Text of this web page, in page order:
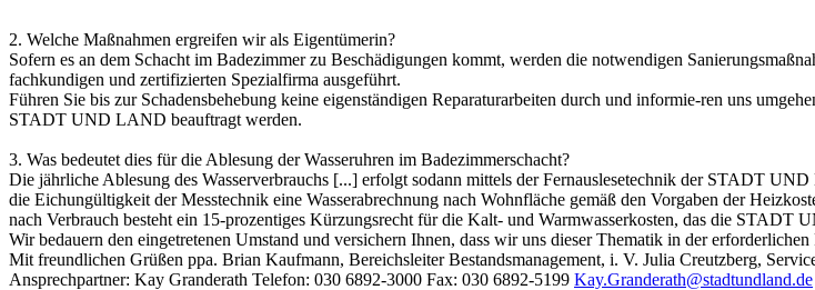
2. Welche Maßnahmen ergreifen wir als Eigentümerin?
Sofern es an dem Schacht im Badezimmer zu Beschädigungen kommt, werden die notwendigen
fachkundigen und zertifizierten Spezialfirma ausgeführt.
Führen Sie bis zur Schadensbehebung keine eigenständigen Reparaturarbeiten durch und informie-ren uns
STADT UND LAND beauftragt werden.
3. Was bedeutet dies für die Ablesung der Wasseruhren im Badezimmerschacht?
Die jährliche Ablesung des Wasserverbrauchs [...] erfolgt sodann mittels der Fernauslesetechnik der STADT
die Eichungültigkeit der Messtechnik eine Wasserabrechnung nach Wohnfläche gemäß den Vorgaben der
nach Verbrauch besteht ein 15-prozentiges Kürzungsrecht für die Kalt- und Warmwasserkosten, das die
Wir bedauern den eingetretenen Umstand und versichern Ihnen, dass wir uns dieser Thematik in der
Mit freundlichen Grüßen ppa. Brian Kaufmann, Bereichsleiter Bestandsmanagement, i. V. Julia Creutzberg,
Ansprechpartner: Kay Granderath Telefon: 030 6892-3000 Fax: 030 6892-5199 Kay.Granderath@stadtundland.de